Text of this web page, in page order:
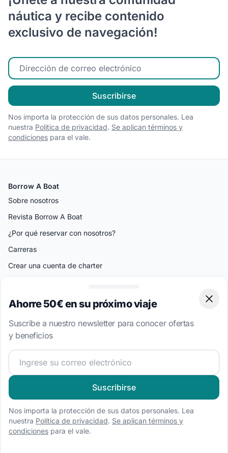
náutica y recibe contenido
exclusivo de navegación!
Ingrese su correo electrónico
Suscribirse
Nos importa la protección de sus datos personales. Lea
nuestra Política de privacidad. Se aplican términos y
condiciones para el vale.
Borrow A Boat
Sobre nosotros
Revista Borrow A Boat
¿Por qué reservar con nosotros?
Carreras
Crear una cuenta de charter
Preguntas más frecuentes
Cookies
Protección de Datos Personales
Términos del servicio
Póngase en contacto con nosotros
Centro de ayuda
Lun-Dom: 10.00-19.00, hora de Atenas
España: +44 20 3318 3641
Ahorre 50€ en su próximo viaje
Suscribe a nuestro newsletter para conocer ofertas
y beneficios
¡Únete a nuestra comunidad náutica y recibe contenido
Suscribirse
Nos importa la protección de sus datos personales. Lea
nuestra Política de privacidad. Se aplican términos y
condiciones para el vale.